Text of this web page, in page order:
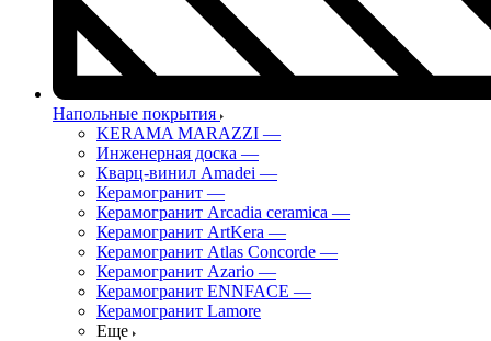
Напольные покрытия
KERAMA MARAZZI —
Инженерная доска —
Кварц-винил Amadei —
Керамогранит —
Керамогранит Arcadia ceramica —
Керамогранит ArtKera —
Керамогранит Atlas Concorde —
Керамогранит Azario —
Керамогранит ENNFACE —
Керамогранит Lamore
Еще